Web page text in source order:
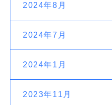
2024年8月
2024年7月
2024年1月
2023年11月